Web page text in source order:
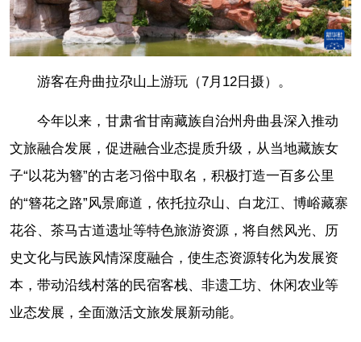
游客在舟曲拉尕山上游玩（7月12日摄）。
今年以来，甘肃省甘南藏族自治州舟曲县深入推动
文旅融合发展，促进融合业态提质升级，从当地藏族女
子“以花为簪”的古老习俗中取名，积极打造一百多公里
的“簪花之路”风景廊道，依托拉尕山、白龙江、博峪藏寨
花谷、茶马古道遗址等特色旅游资源，将自然风光、历
史文化与民族风情深度融合，使生态资源转化为发展资
本，带动沿线村落的民宿客栈、非遗工坊、休闲农业等
业态发展，全面激活文旅发展新动能。